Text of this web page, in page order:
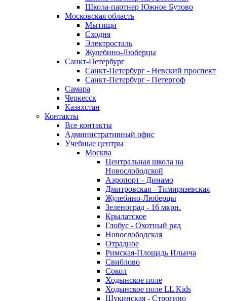
Школа-партнер Южное Бутово
Московская область
Мытищи
Сходня
Электросталь
Жулебино-Люберцы
Санкт-Петербург
Санкт-Петербург - Невский проспект
Санкт-Петербург - Петергоф
Самара
Черкесск
Казахстан
Контакты
Все контакты
Административный офис
Учебные центры
Москва
Центральная школа на
Новослободской
Аэропорт - Динамо
Дмитровская - Тимирязевская
Жулебино-Люберцы
Зеленоград - 16 мкрн.
Крылатское
Глобус - Охотный ряд
Новослободская
Отрадное
Римская-Площадь Ильича
Свиблово
Сокол
Ходынское поле
Ходынское поле LL Kids
Щукинская - Строгино